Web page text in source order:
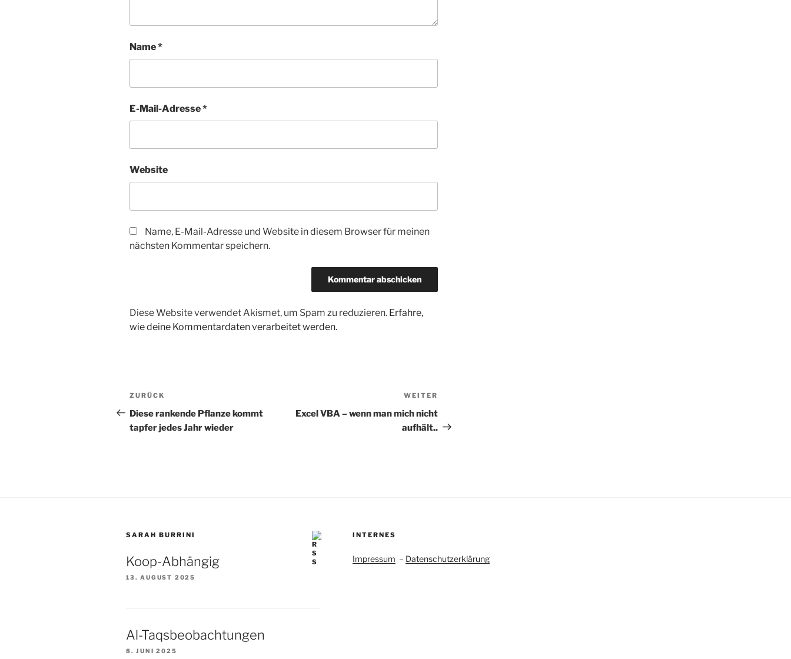
Name*
E-Mail-Adresse*
Website
Name, E-Mail-Adresse und Website in diesem Browser für meinen
nächsten Kommentar speichern.
Diese Website verwendet Akismet, um Spam zu reduzieren. Erfahre,
wie deine Kommentardaten verarbeitet werden.
Beitragsnavigation
Vorheriger
Beitrag
ZURÜCK
Diese rankende Pflanze kommt
tapfer jedes Jahr wieder
WEITER
Excel VBA – wenn man mich nicht
aufhält..
SARAH BURRINI
Koop-Abhängig
13. AUGUST 2025
Al-Taqsbeobachtungen
8. JUNI 2025
INTERNES
Impressum – Datenschutzerklärung